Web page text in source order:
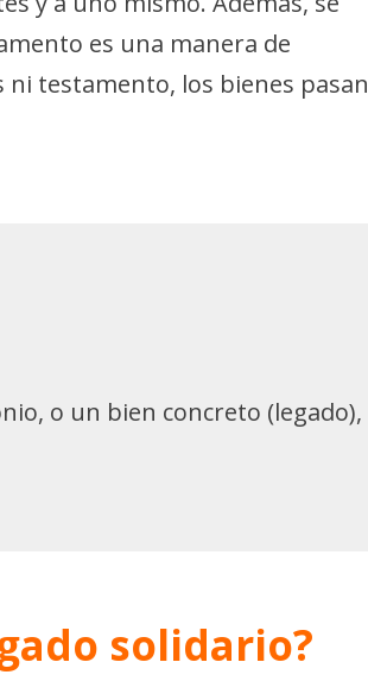
es una manera de
testamento, los bienes pasan
o un bien concreto (legado),
solidario?